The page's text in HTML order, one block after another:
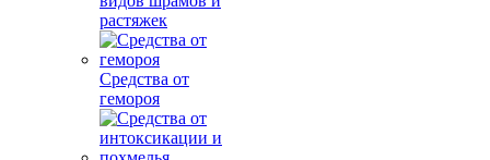
растяжек
Средства от
гемороя